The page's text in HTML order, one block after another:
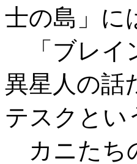
士の島」に
「ブレイ
異星人の話
テスクとい
カニたち